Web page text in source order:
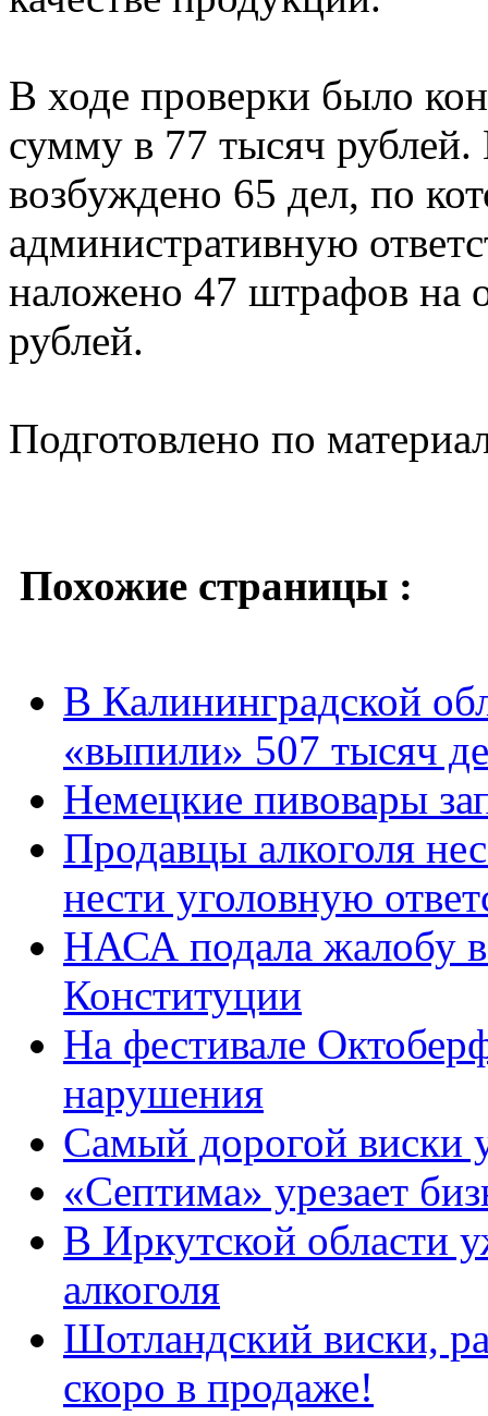
В ходе проверки было
сумму в 77 тысяч
возбуждено 65 дел, по
административную
наложено 47 штрафов
рублей.
Подготовлено по
Похожие страницы :
В Калининградской
«выпили» 507 тысяч
Немецкие пивовары
Продавцы алкоголя
нести уголовную
НАСА подала жалобу
Конституции
На фестивале
нарушения
Самый дорогой виски
«Септима» урезает
В Иркутской области
алкоголя
Шотландский виски,
скоро в продаже!